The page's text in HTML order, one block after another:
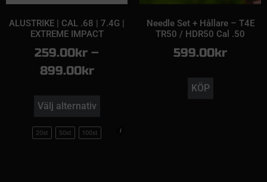
ALUSTRIKE | CAL .68 | 7.4G |
EXTREME IMPACT
259.00kr –
899.00kr
Välj alternativ
20st 50st 100st
Needle Set + Hållare – T4E
TR50 / HDR50 Cal .50
599.00kr
KÖP